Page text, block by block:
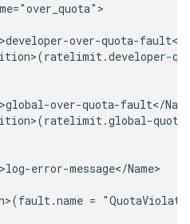
over-quota-fault</
over-quota-fault</
error-message</Name>
=